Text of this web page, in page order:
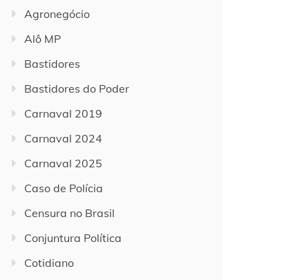
Agronegócio
Alô MP
Bastidores
Bastidores do Poder
Carnaval 2019
Carnaval 2024
Carnaval 2025
Caso de Polícia
Censura no Brasil
Conjuntura Política
Cotidiano